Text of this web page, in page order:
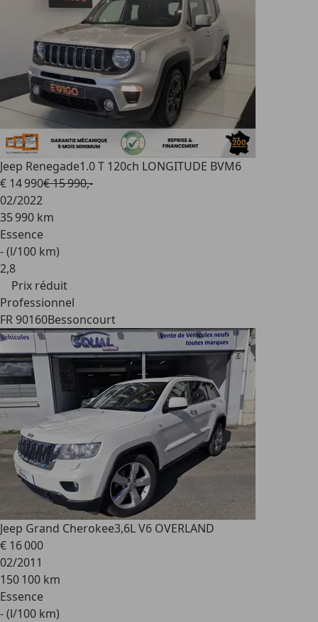
Jeep Renegade1.0 T 120ch LONGITUDE BVM6
€ 14 990€ 15 990,-
02/2022
35 990 km
Essence
- (l/100 km)
2,8
Prix réduit
Professionnel
FR 90160Bessoncourt
Jeep Grand Cherokee3,6L V6 OVERLAND
€ 16 000
02/2011
150 100 km
Essence
- (l/100 km)